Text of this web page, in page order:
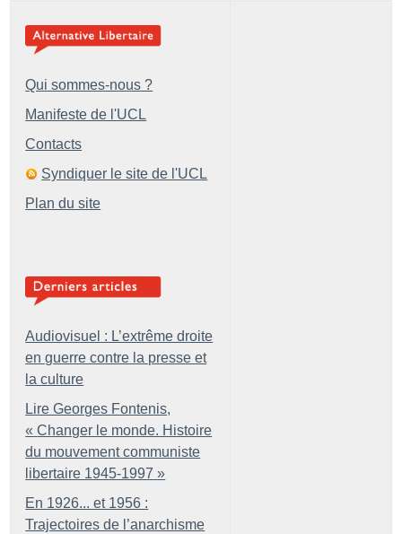
Qui sommes-nous ?
Manifeste de l'UCL
Contacts
Syndiquer le site de l'UCL
Plan du site
Audiovisuel : L’extrême droite
en guerre contre la presse et
la culture
Lire Georges Fontenis,
« Changer le monde. Histoire
du mouvement communiste
libertaire 1945-1997 »
En 1926... et 1956 :
Trajectoires de l’anarchisme